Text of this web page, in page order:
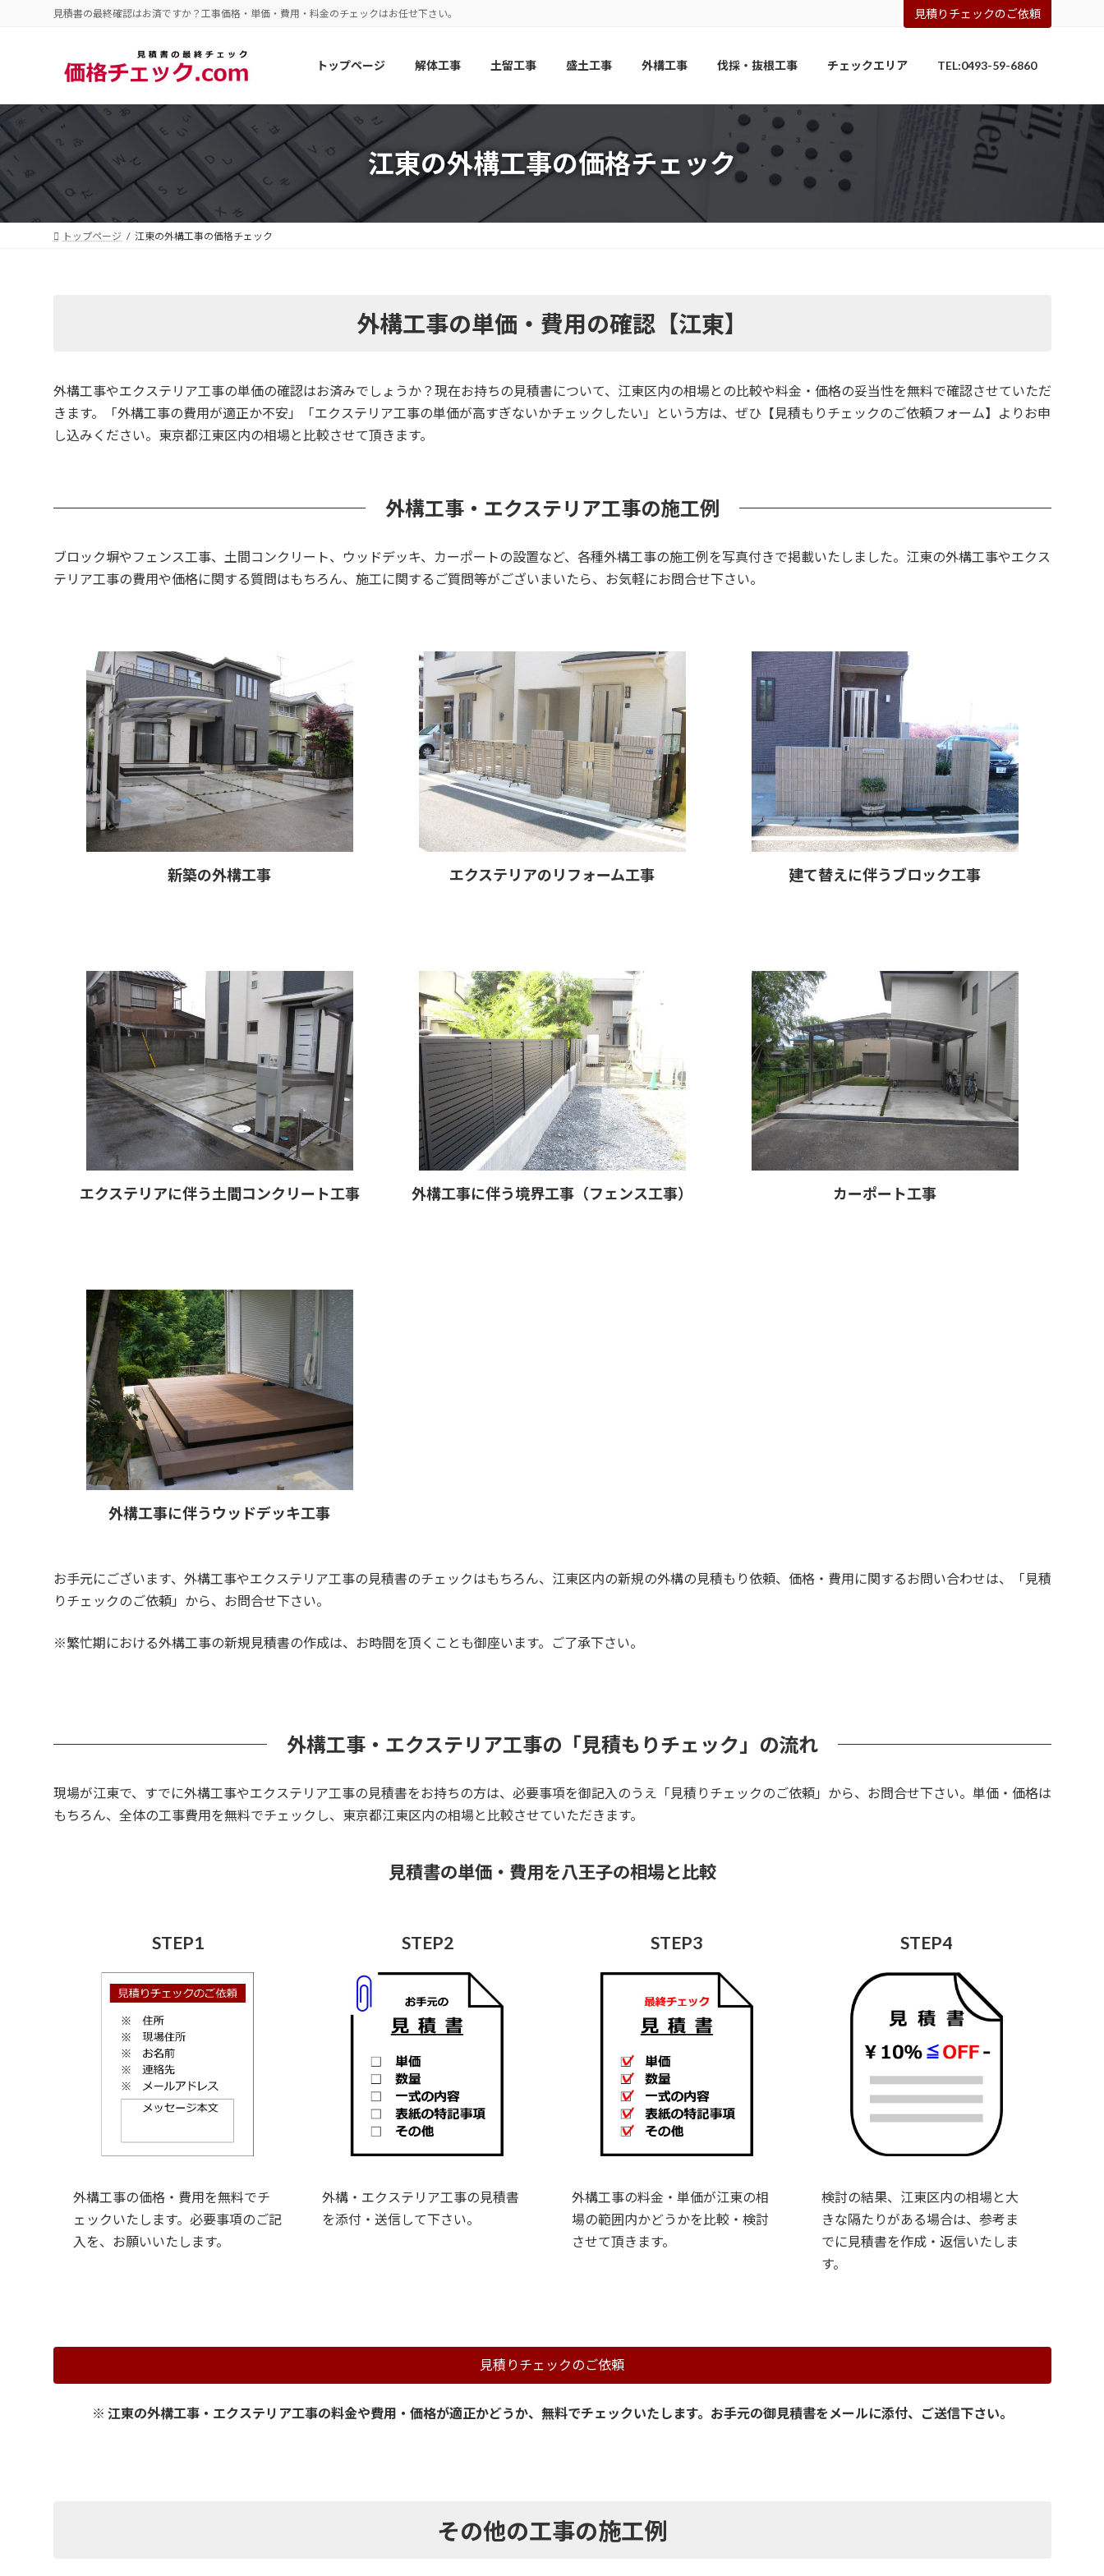
へ
ス
キ
プ
ョ
ン
に
動
見積書の最終確認はお済ですか？工事価格・単価・費用・料金のチェックはお任せ下さい。 見積りチェックのご依頼
トップページ 解体工事 土留工事 盛土工事 外構工事 伐採・抜根工事 チェックエリア TEL:0493-59-6860
江東の外構工事の価格チェック
トップページ 江東の外構工事の価格チェック
外構工事の単価・費用の確認【江東】
外構工事やエクステリア工事の単価の確認はお済みでしょうか？現在お持ちの見積書について、江東区内の相場との比較や料金・価格の妥当性を無料で確認させていただ
きます。「外構工事の費用が適正か不安」「エクステリア工事の単価が高すぎないかチェックしたい」という方は、ぜひ【見積もりチェックのご依頼フォーム】よりお申
し込みください。東京都江東区内の相場と比較させて頂きます。
外構工事・エクステリア工事の施工例
ブロック塀やフェンス工事、土間コンクリート、ウッドデッキ、カーポートの設置など、各種外構工事の施工例を写真付きで掲載いたしました。江東の外構工事やエクス
テリア工事の費用や価格に関する質問はもちろん、施工に関するご質問等がございまいたら、お気軽にお問合せ下さい。
新築の外構工事 エクステリアのリフォーム工事 建て替えに伴うブロック工事
エクステリアに伴う土間コンクリート工事 外構工事に伴う境界工事（フェンス工事） カーポート工事
外構工事に伴うウッドデッキ工事
お手元にございます、外構工事やエクステリア工事の見積書のチェックはもちろん、江東区内の新規の外構の見積もり依頼、価格・費用に関するお問い合わせは、「見積
りチェックのご依頼」から、お問合せ下さい。
※繁忙期における外構工事の新規見積書の作成は、お時間を頂くことも御座います。ご了承下さい。
外構工事・エクステリア工事の「見積もりチェック」の流れ
現場が江東で、すでに外構工事やエクステリア工事の見積書をお持ちの方は、必要事項を御記入のうえ「見積りチェックのご依頼」から、お問合せ下さい。単価・価格は
もちろん、全体の工事費用を無料でチェックし、東京都江東区内の相場と比較させていただきます。
見積書の単価・費用を八王子の相場と比較
STEP1
外構工事の価格・費用を無料でチ
ェックいたします。必要事項のご記
入を、お願いいたします。
STEP2
外構・エクステリア工事の見積書
を添付・送信して下さい。
STEP3
外構工事の料金・単価が江東の相
場の範囲内かどうかを比較・検討
させて頂きます。
STEP4
検討の結果、江東区内の相場と大
きな隔たりがある場合は、参考ま
でに見積書を作成・返信いたしま
す。
見積りチェックのご依頼
※ 江東の外構工事・エクステリア工事の料金や費用・価格が適正かどうか、無料でチェックいたします。お手元の御見積書をメールに添付、ご送信下さい。
その他の工事の施工例